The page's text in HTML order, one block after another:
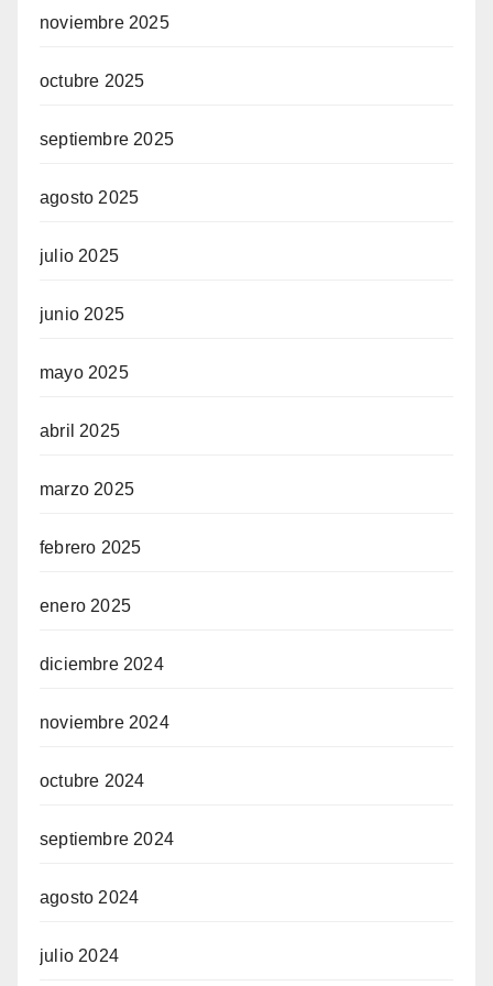
noviembre 2025
octubre 2025
septiembre 2025
agosto 2025
julio 2025
junio 2025
mayo 2025
abril 2025
marzo 2025
febrero 2025
enero 2025
diciembre 2024
noviembre 2024
octubre 2024
septiembre 2024
agosto 2024
julio 2024